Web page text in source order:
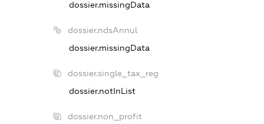
dossier.missingData
dossier.ndsAnnul
dossier.missingData
dossier.single_tax_reg
dossier.notInList
dossier.non_profit